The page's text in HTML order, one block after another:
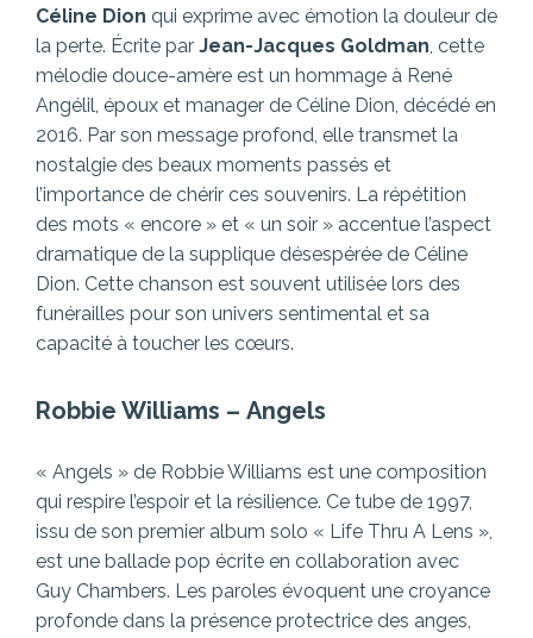
Céline Dion qui exprime avec émotion la douleur de
la perte. Écrite par Jean-Jacques Goldman, cette
mélodie douce-amère est un hommage à René
Angélil, époux et manager de Céline Dion, décédé en
2016. Par son message profond, elle transmet la
nostalgie des beaux moments passés et
l’importance de chérir ces souvenirs. La répétition
des mots « encore » et « un soir » accentue l’aspect
dramatique de la supplique désespérée de Céline
Dion. Cette chanson est souvent utilisée lors des
funérailles pour son univers sentimental et sa
capacité à toucher les cœurs.
Robbie Williams – Angels
« Angels » de Robbie Williams est une composition
qui respire l’espoir et la résilience. Ce tube de 1997,
issu de son premier album solo « Life Thru A Lens »,
est une ballade pop écrite en collaboration avec
Guy Chambers. Les paroles évoquent une croyance
profonde dans la présence protectrice des anges,